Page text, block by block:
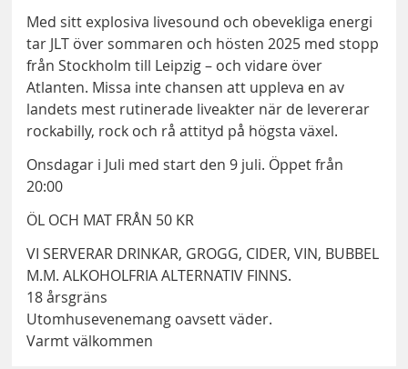
Med sitt explosiva livesound och obevekliga energi
tar JLT över sommaren och hösten 2025 med stopp
från Stockholm till Leipzig – och vidare över
Atlanten. Missa inte chansen att uppleva en av
landets mest rutinerade liveakter när de levererar
rockabilly, rock och rå attityd på högsta växel.
Onsdagar i Juli med start den 9 juli. Öppet från
20:00
ÖL OCH MAT FRÅN 50 KR
VI SERVERAR DRINKAR, GROGG, CIDER, VIN, BUBBEL
M.M. ALKOHOLFRIA ALTERNATIV FINNS.
18 årsgräns
Utomhusevenemang oavsett väder.
Varmt välkommen